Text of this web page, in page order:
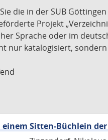
die in der SUB
Projekt
Sprache oder im
nur katalogisiert,
einem Sitten-Büchlein